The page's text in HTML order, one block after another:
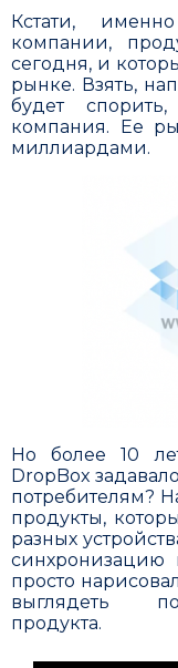
Кстати,
компании,
сегодня, и
рынке. Взять,
будет
компания. Ее
миллиар­дами.
Но более 10
DropBox
потребителям?
продукты,
разных
синхронизацию
просто
выглядеть
продукта.